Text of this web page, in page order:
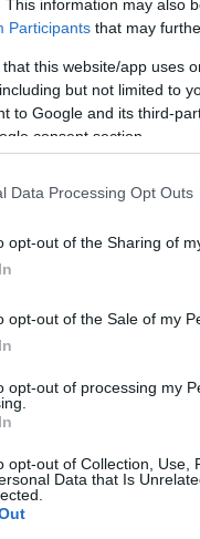
This information may also
Participants that may
that this website/app uses
but not limited to
to Google and its third-
consent section.
Data Processing Opt Outs
opt-out of the Sharing of
opt-out of the Sale of my
opt-out of processing my
opt-out of Collection, Use,
Data that Is
località turistiche
acquisirà ulteriore
Fin ha
proprio per la
vita in acqua
è utile, assieme ad
alla conduzione
e per
Marina, Esercito,
cliccandoqui